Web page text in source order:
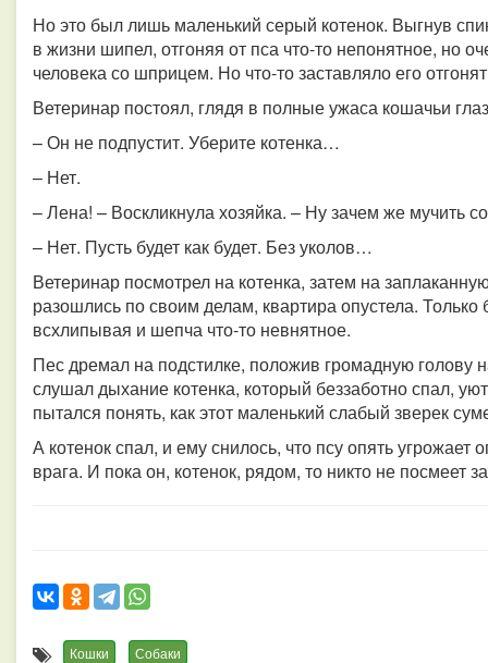
Но это был лишь маленький серый котенок. Выгнув
в жизни шипел, отгоняя от пса что-то непонятное, но
человека со шприцем. Но что-то заставляло его
Ветеринар постоял, глядя в полные ужаса кошачьи
– Он не подпустит. Уберите котенка…
– Нет.
– Лена! – Воскликнула хозяйка. – Ну зачем же мучить
– Нет. Пусть будет как будет. Без уколов…
Ветеринар посмотрел на котенка, затем на
разошлись по своим делам, квартира опустела. Только
всхлипывая и шепча что-то невнятное.
Пес дремал на подстилке, положив громадную голову
слушал дыхание котенка, который беззаботно спал,
пытался понять, как этот маленький слабый зверек
А котенок спал, и ему снилось, что псу опять угрожает
врага. И пока он, котенок, рядом, то никто не посмеет
Кошки Собаки